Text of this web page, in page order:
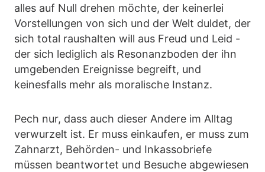
alles auf Null drehen möchte, der keinerlei
Vorstellungen von sich und der Welt duldet, der
sich total raushalten will aus Freud und Leid -
der sich lediglich als Resonanzboden der ihn
umgebenden Ereignisse begreift, und
keinesfalls mehr als moralische Instanz.
Pech nur, dass auch dieser Andere im Alltag
verwurzelt ist. Er muss einkaufen, er muss zum
Zahnarzt, Behörden- und Inkassobriefe
müssen beantwortet und Besuche abgewiesen